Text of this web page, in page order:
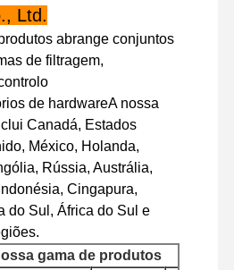
Show De RV
De
Contacte-
Nos
Notícias
Ltd.
abrange conjuntos
de filtragem,
de hardwareA nossa
Canadá, Estados
México, Holanda,
Rússia, Austrália,
Cingapura,
do Sul, África do Sul e
gama de produtos